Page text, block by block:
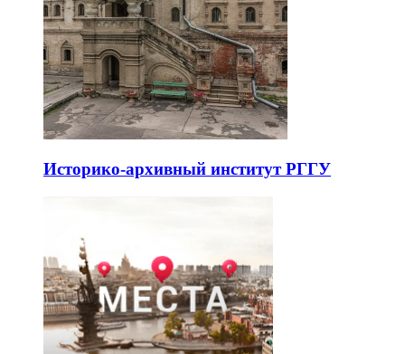
Историко-архивный институт РГГУ